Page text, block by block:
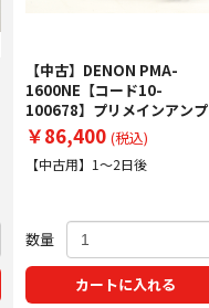
【中古】DENON PMA-
1600NE【コード10-
100678】プリメインアンプ
￥86,400 (税込)
【中古用】1～2日後
数量
カートに入れる